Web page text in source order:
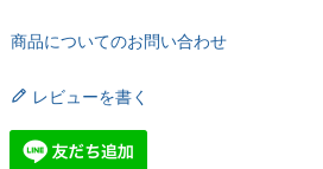
商品についてのお問い合わせ
レビューを書く